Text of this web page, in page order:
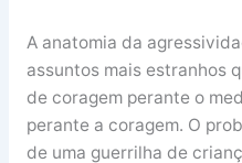
A anatomia da
assuntos mais estranhos
de coragem perante o
perante a coragem. O
de uma guerrilha de